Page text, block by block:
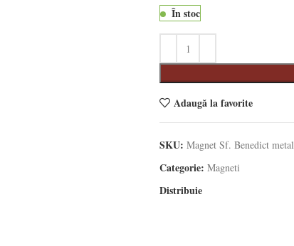
În stoc
Adaugă la favorite
SKU: Magnet Sf. Benedict metal
Categorie: Magneti
Distribuie